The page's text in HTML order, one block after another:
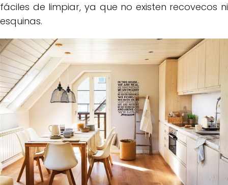
fáciles de limpiar, ya que no existen recovecos ni
esquinas.